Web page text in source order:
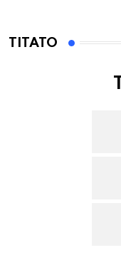
TITATO